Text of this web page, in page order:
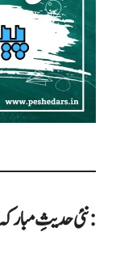
نئی حدیثِ مبارکہ: